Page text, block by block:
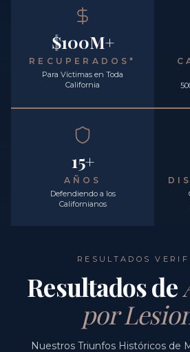
$100M+
RECUPERADOS*
Para Víctimas en Toda
California
15+
AÑOS
Defendiendo a los
Californianos
RESULTADOS
Resultados de
por
Nuestros Triunfos Históricos de